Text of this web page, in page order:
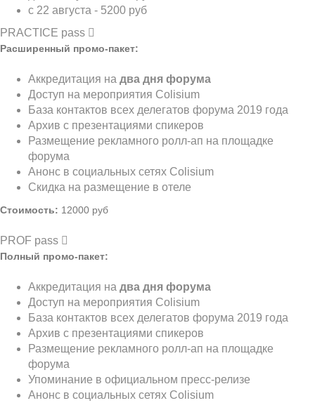
с 22 августа - 5200 руб
PRACTICE pass
Расширенный промо-пакет:
Аккредитация на два дня форума
Доступ на мероприятия Colisium
База контактов всех делегатов форума 2019 года
Архив с презентациями спикеров
Размещение рекламного ролл-ап на площадке
форума
Анонс в социальных сетях Colisium
Скидка на размещение в отеле
Стоимость: 12000 руб
PROF pass
Полный промо-пакет:
Аккредитация на два дня форума
Доступ на мероприятия Colisium
База контактов всех делегатов форума 2019 года
Архив с презентациями спикеров
Размещение рекламного ролл-ап на площадке
форума
Упоминание в официальном пресс-релизе
Анонс в социальных сетях Colisium